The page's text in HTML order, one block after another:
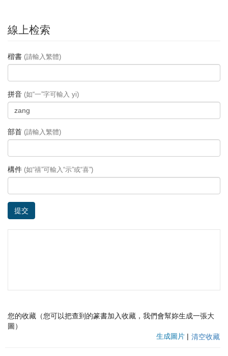
線上检索
楷書 (請輸入繁體)
拼音 (如“一”字可輸入 yi)
部首 (請輸入繁體)
構件 (如“禧”可輸入“示”或“喜”)
提交
您的收藏（您可以把查到的篆書加入收藏，我們會幫妳生成一張大
圖）
生成圖片 | 清空收藏